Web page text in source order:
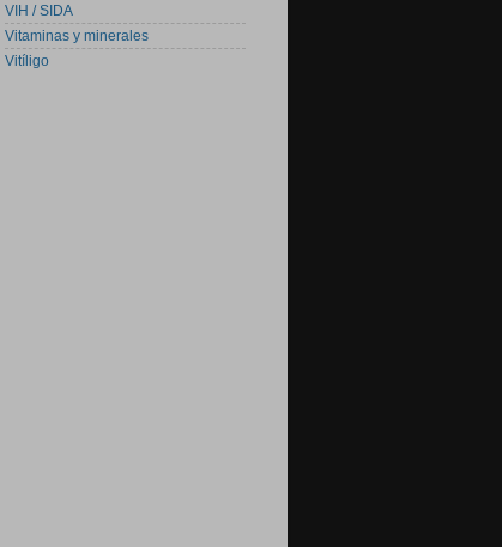
VIH / SIDA
Vitaminas y minerales
Vitíligo